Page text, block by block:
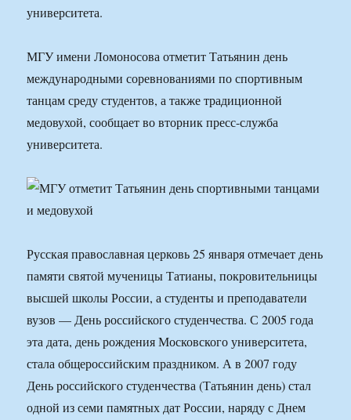
университета.
МГУ имени Ломоносова отметит Татьянин день
международными соревнованиями по спортивным
танцам среду студентов, а также традиционной
медовухой, сообщает во вторник пресс-служба
университета.
Русская православная церковь 25 января отмечает день
памяти святой мученицы Татианы, покровительницы
высшей школы России, а студенты и преподаватели
вузов — День российского студенчества. С 2005 года
эта дата, день рождения Московского университета,
стала общероссийским праздником. А в 2007 году
День российского студенчества (Татьянин день) стал
одной из семи памятных дат России, наряду с Днем